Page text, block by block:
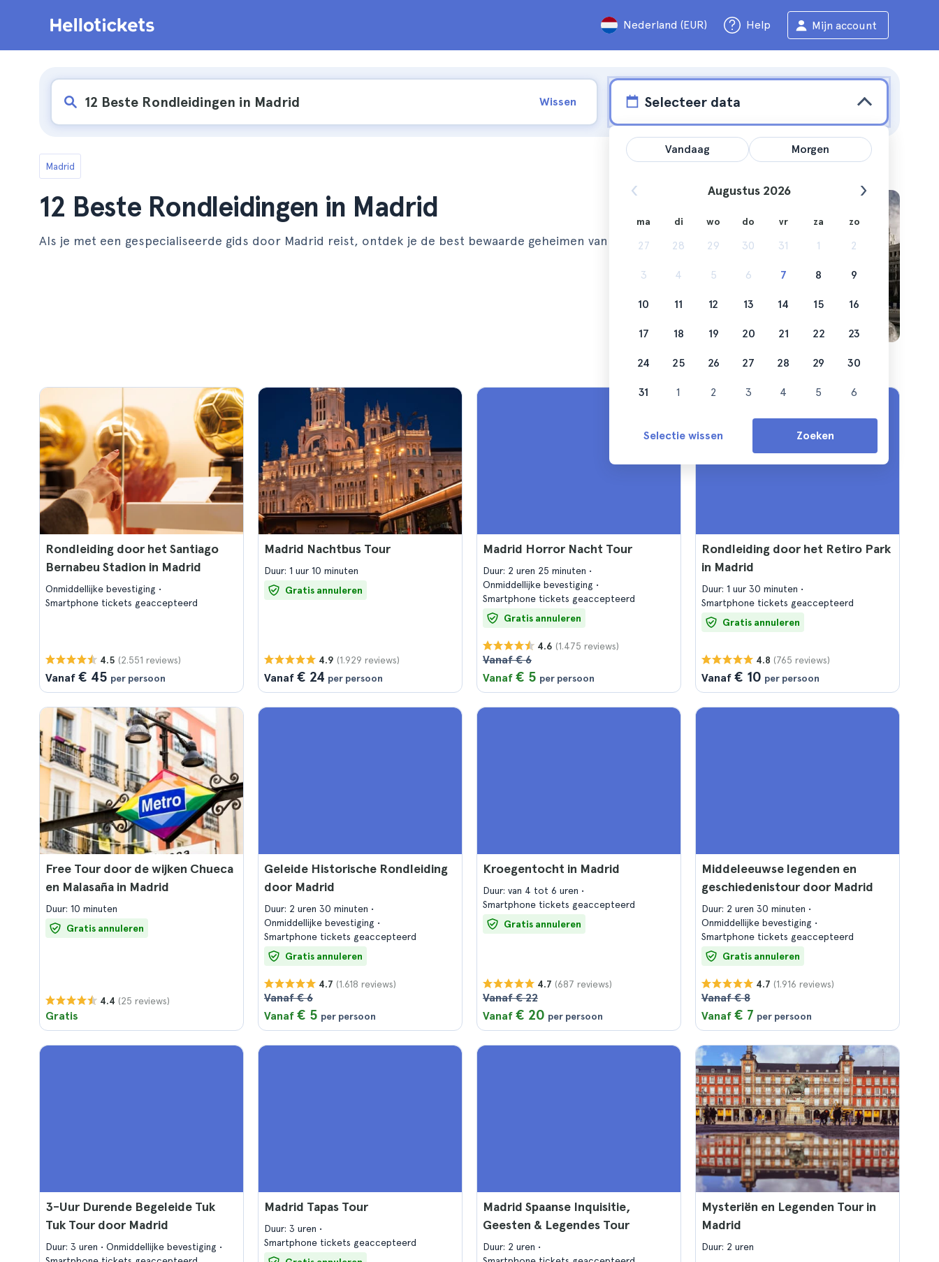
Nederland (EUR) Help Mijn account
Wissen Selecteer data
Madrid
12 Beste Rondleidingen in Madrid
Als je met een gespecialiseerde gids door Madrid reist, ontdek je de best bewaarde geheimen van de stad.
Rondleiding door het Santiago
Bernabeu Stadion in Madrid
Onmiddellijke bevestiging
Smartphone tickets geaccepteerd
4.5 (2.551 reviews)
Vanaf € 45 per persoon
Madrid Nachtbus Tour
Duur: 1 uur 10 minuten
Gratis annuleren
4.9 (1.929 reviews)
Vanaf € 24 per persoon
Madrid Horror Nacht Tour
Duur: 2 uren 25 minuten
Onmiddellijke bevestiging
Smartphone tickets geaccepteerd
Gratis annuleren
4.6 (1.475 reviews)
Vanaf € 6
Vanaf € 5 per persoon
Rondleiding door het Retiro Park
in Madrid
Duur: 1 uur 30 minuten
Smartphone tickets geaccepteerd
Gratis annuleren
4.8 (765 reviews)
Vanaf € 10 per persoon
Free Tour door de wijken Chueca
en Malasaña in Madrid
Duur: 10 minuten
Gratis annuleren
4.4 (25 reviews)
Gratis
Geleide Historische Rondleiding
door Madrid
Duur: 2 uren 30 minuten
Onmiddellijke bevestiging
Smartphone tickets geaccepteerd
Gratis annuleren
4.7 (1.618 reviews)
Vanaf € 6
Vanaf € 5 per persoon
Kroegentocht in Madrid
Duur: van 4 tot 6 uren
Smartphone tickets geaccepteerd
Gratis annuleren
4.7 (687 reviews)
Vanaf € 22
Vanaf € 20 per persoon
Middeleeuwse legenden en
geschiedenistour door Madrid
Duur: 2 uren 30 minuten
Onmiddellijke bevestiging
Smartphone tickets geaccepteerd
Gratis annuleren
4.7 (1.916 reviews)
Vanaf € 8
Vanaf € 7 per persoon
3-Uur Durende Begeleide Tuk
Tuk Tour door Madrid
Duur: 3 uren
Onmiddellijke bevestiging
Madrid Tapas Tour
Duur: 3 uren
Smartphone tickets geaccepteerd
Madrid Spaanse Inquisitie,
Geesten & Legendes Tour
Duur: 2 uren
Mysteriën en Legenden Tour in
Madrid
Duur: 2 uren
Vandaag Morgen
Augustus 2026
ma di wo do vr za zo
27 28 29 30 31 1 2
3 4 5 6 7 8 9
10 11 12 13 14 15 16
17 18 19 20 21 22 23
24 25 26 27 28 29 30
31 1 2 3 4 5 6
Selectie wissen Zoeken